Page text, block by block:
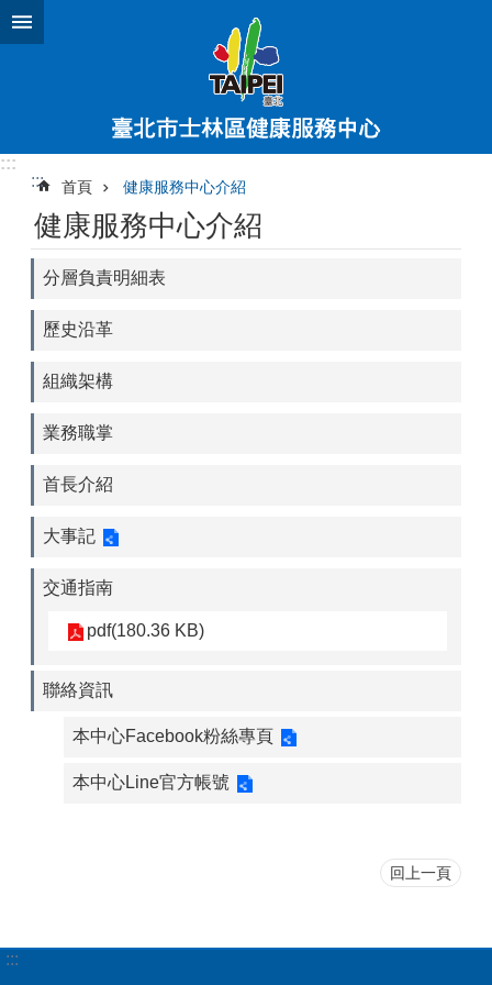
跳到主要內容區塊
:::
:::
首頁 健康服務中心介紹
健康服務中心介紹
分層負責明細表
歷史沿革
組織架構
業務職掌
首長介紹
大事記
交通指南
pdf(180.36 KB)
聯絡資訊
本中心Facebook粉絲專頁
本中心Line官方帳號
回上一頁
:::